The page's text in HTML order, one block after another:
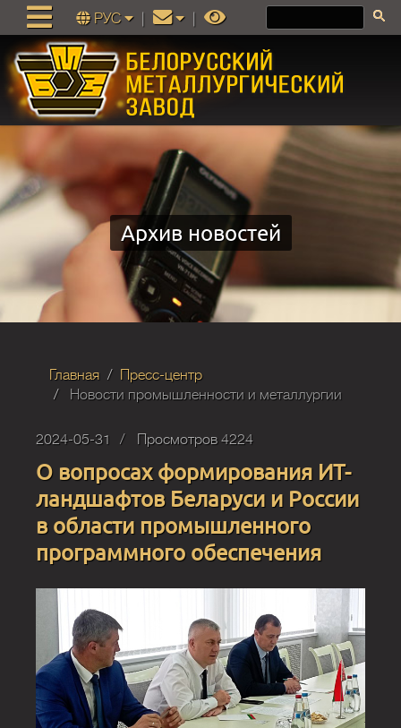
РУС
Архив новостей
Главная
Пресс-центр
Новости промышленности и металлургии
2024-05-31 Просмотров 4224
О вопросах формирования ИТ-
ландшафтов Беларуси и России
в области промышленного
программного обеспечения